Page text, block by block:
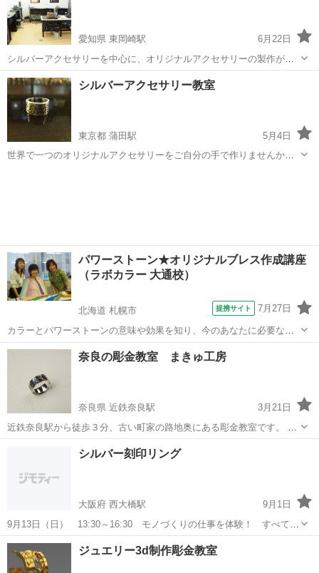
愛知県 東岡崎駅
6月22日
シルバーアクセサリーを中心に、オリジナルアクセサリーの製作がで
きます。 月4回の月謝コース、体験教室、マリッジコースがありま
す。 店舗ではイミテーションアクセサリーからジュエリーまで幅広く
販売しております。 アクセ...
愛知 岡崎市 彫金 月謝
シルバーアクセサリー教室
東京都 蒲田駅
5月4日
世界で一つのオリジナルアクセサリーをご自分の手で作りませんか？
パワーストーン★オリジナルブレス作成講座
（ラボカラー 大通校）
北海道 札幌市 提携サイト 7月27日
カラーとパワーストーンの意味や効果を知り、今のあなたに必要なパ
ワーストーンでオリジナルブレスを作成します。 仕事・恋愛・金運
UP…天然石のもつエネルギーがあなたの運勢を好転させてくれま
す！！ カラーセラピストの方の、プラ...
北海道 札幌市 彫金
奈良の彫金教室 まきゅ工房
奈良県 近鉄奈良駅
3月21日
近鉄奈良駅から徒歩３分、古い町家の路地奥にある彫金教室です。 初
心者の方も、経験者の方も、楽しんで作ってもらえるように 少人数
で、お一人お一人に合ったご指導をさせていただいております。 少し
近鉄奈良駅 彫金
シルバー刻印リング
大阪府 西大橋駅
9月1日
9月13日（日） 13:30～16:30 モノづくりの仕事を体験！ すべての
ジュエリー制作の基本となるアイテムのシルバーリング。初めてチャ
レンジする人にぴったりの実習です。 模様を打ち込んで世界に一つ
だけのリングを制作しまし...
大阪 大阪市 西大橋駅 彫金 リング
ジュエリー3d制作彫金教室